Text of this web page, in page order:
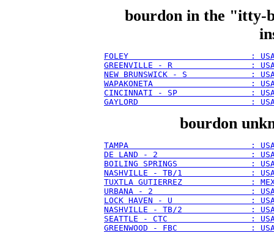
bourdon in the "itty-
FOLEY                         :
GREENVILLE - R                :
NEW BRUNSWICK - S             :
WAPAKONETA                    :
CINCINNATI - SP               :
GAYLORD                       :
bourdon
TAMPA                         :
DE LAND - 2                   :
BOILING SPRINGS               :
NASHVILLE - TB/1              :
TUXTLA GUTIERREZ              :
URBANA - 2                    :
LOCK HAVEN - U                :
NASHVILLE - TB/2              :
SEATTLE - CTC                 :
GREENWOOD - FBC               :